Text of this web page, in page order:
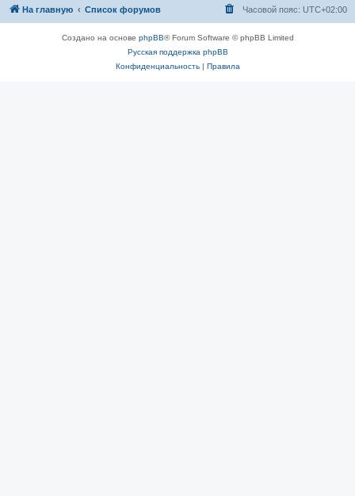
На главную Список форумов Часовой пояс: UTC+02:00
Создано на основе phpBB® Forum Software © phpBB Limited
Русская поддержка phpBB
Конфиденциальность| Правила